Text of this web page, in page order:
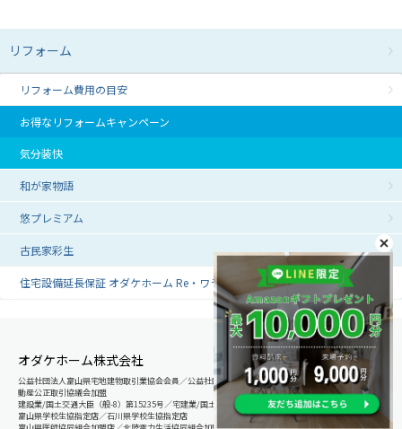
リフォーム
リフォーム費用の目安
お得なリフォームキャンペーン
気分装快
和が家物語
悠プレミアム
古民家彩生
住宅設備延長保証 オダケホーム Re・ワランティ
オダケホーム株式会社
公益社団法人富山県宅地建物取引業協会会員／公益社団法人石川県宅地建物取引業協会会員／北陸不
動産公正取引協議会加盟
建設業/国土交通大臣（般-8）第15235号／宅建業/国土交通大臣（8）第5025号
富山県学校生協指定店／石川県学校生協指定店